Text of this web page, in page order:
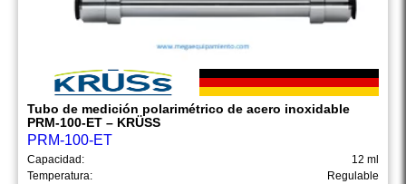
Tubo de medición polarimétrico de acero inoxidable
PRM-100-ET – KRÜSS
PRM-100-ET
Capacidad:
12 ml
Temperatura:
Regulable